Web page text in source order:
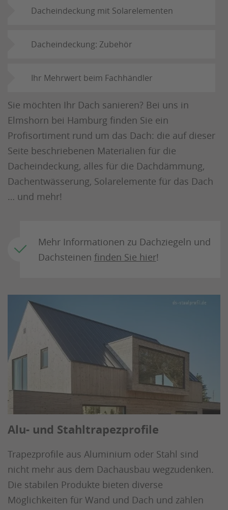
Dacheindeckung mit Solarelementen
Dacheindeckung: Zubehör
Ihr Mehrwert beim Fachhändler
Sie möchten Ihr Dach sanieren? Bei uns in
Elmshorn bei Hamburg finden Sie ein
Profisortiment rund um das Dach: die auf dieser
Seite beschriebenen Materialien für die
Dacheindeckung, alles für die Dachdämmung,
Dachentwässerung, Solarelemente für das Dach
… und mehr!
Mehr Informationen zu Dachziegeln und
Dachsteinen finden Sie hier!
Alu- und Stahltrapezprofile
Trapezprofile aus Aluminium oder Stahl sind
nicht mehr aus dem Dachausbau wegzudenken.
Die stabilen Produkte bieten diverse
Möglichkeiten für Wand und Dach und zählen